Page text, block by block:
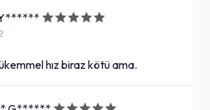
hız biraz kötü ama.